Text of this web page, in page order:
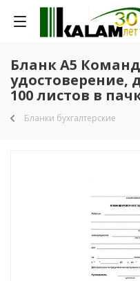
Бланк А5
удостоверение,
100 листов в
Бланки бухгалтерские